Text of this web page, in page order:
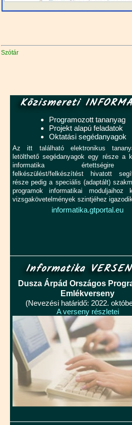
Szótár
Közismereti
Programozott tananyag
Projekt alapú feladatok
Oktatási segédanyagok
Az itt található elektronikus
letölthető segédanyagok egy része a
informatika
felkészülést/felkészítést hivatott
része pedig a speciális (adaptált)
programok informatikai moduljaihoz
vizsgakövetelmények szintjéhez
informatika.gtportal.eu
Informatika
Dusza Árpád Országos
Emlékverseny
(Nevezési határidő: 2022.
A verseny részletei